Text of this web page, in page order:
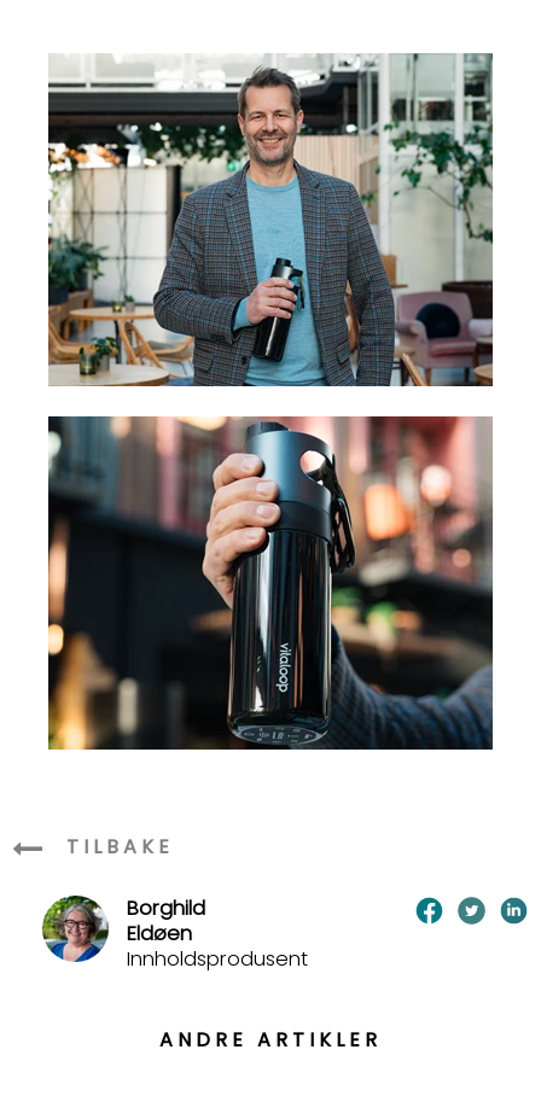
TILBAKE
Borghild
Eldøen
Innholdsprodusent
ANDRE ARTIKLER